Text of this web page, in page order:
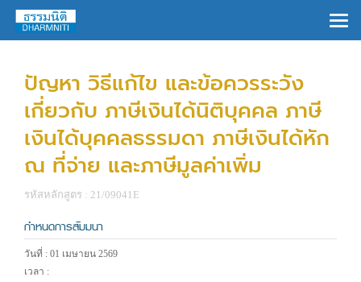
ปัญหา วิธีแก้ไข และข้อควรระวัง
เกี่ยวกับ ภาษีเงินได้นิติบุคคล ภาษี
เงินได้บุคคลธรรมดา ภาษีเงินได้หัก
ณ ที่จ่าย และภาษีมูลค่าเพิ่ม
รหัสหลักสูตร : 21/09041E
กำหนดการสัมมนา
วันที่ : 01 เมษายน 2569
เวลา :
×